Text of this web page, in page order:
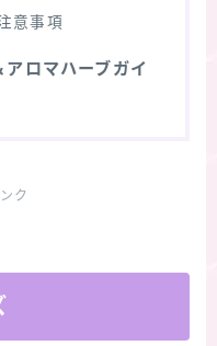
意事項
ロマハーブガイ
ク